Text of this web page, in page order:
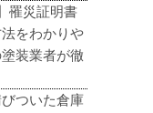
罹災証明書
をわかりや
装業者が徹
びついた倉庫